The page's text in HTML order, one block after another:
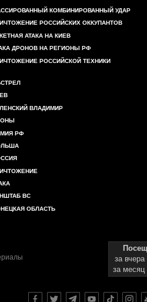
КОМБИНИРОВАННЫЙ УДАР
РОССИЙСКИХ ОККУПАНТОВ
АТАКА НА КИЕВ
ДРОНОВ НА РЕГИОНЫ РФ
РОССИЙСКОЙ ТЕХНИКИ
ВЛАДИМИР
РФ
ВС
ОБЛАСТЬ
за вчера
за месяц